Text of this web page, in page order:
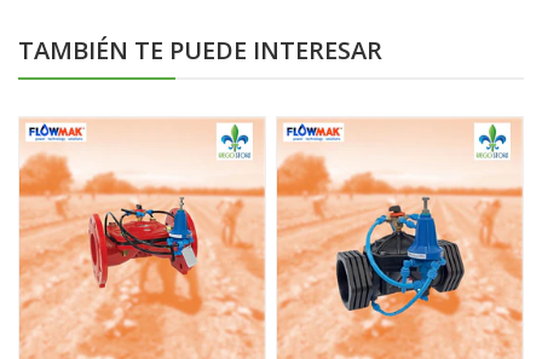
TAMBIÉN TE PUEDE INTERESAR